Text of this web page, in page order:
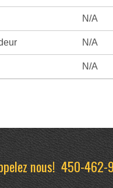
N/A
N/A
N/A
nous!450-462-